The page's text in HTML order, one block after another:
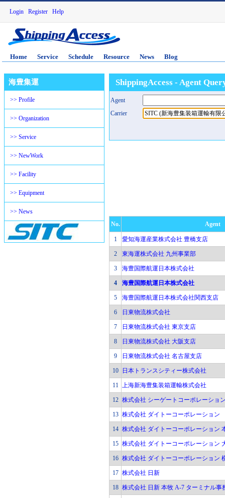
Login Register Help
Home Service Schedule Resource News Blog
海豊集運
>> Profile
>> Organization
>> Service
>> NewWork
>> Facility
>> Equipment
>> News
ShippingAccess - Agent
Agent
Carrier
No. Agent
1 愛知海運産業株式会社 豊橋支店
2 東海運株式会社 九州事業部
3 海豊国際航運日本株式会社
4 海豊国際航運日本株式会社
5 海豊国際航運日本株式会社関西支店
6 日東物流株式会社
7 日東物流株式会社 東京支店
8 日東物流株式会社 大阪支店
9 日東物流株式会社 名古屋支店
10 日本トランスシティー株式会社
11 上海新海豊集装箱運輸株式会社
12 株式会社 シーゲートコーポレーショ
13 株式会社 ダイトーコーポレーション
14 株式会社 ダイトーコーポレーション
15 株式会社 ダイトーコーポレーション
16 株式会社 ダイトーコーポレーション
17 株式会社 日新
18 株式会社 日新 本牧 A-7 ターミナル事